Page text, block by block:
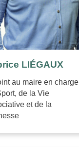
LIÉGAUX
au maire en charge
de la Vie
et de la